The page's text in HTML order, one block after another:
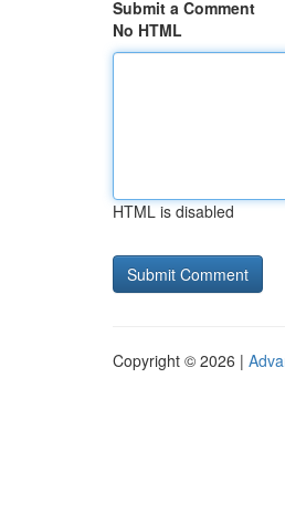
Submit a Comment
No HTML
HTML is disabled
Copyright © 2026 |